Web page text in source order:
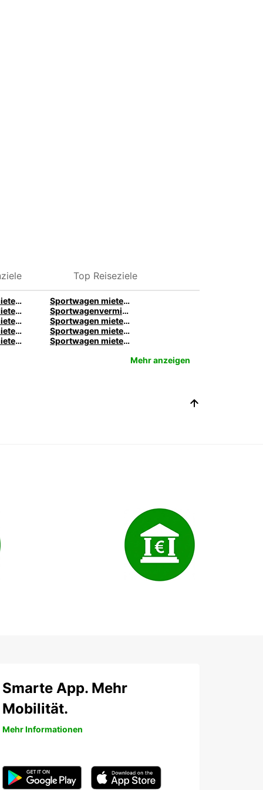
Top Reiseziele
Sportwagen mieten in Zwickau | Europcar
Sportwagen mieten in Zwickau | Europcar
Sportwagen Mieten in Frankfurt von Europcar
Sportwagenvermietung in Stuttgart bei Europcar
Sportwagen mieten in London bei Europcar
Sportwagen mieten in Birmingham bei Europcar
Sportwagen mieten in Brisbane bei Europcar
Sportwagen mieten in Sydney bei Europcar
Sportwagen mieten in Auckland bei Europcar
Sportwagen mieten in Queenstown bei Europcar
Mehr anzeigen
Smarte App. Mehr
Mobilität.
Mehr Informationen